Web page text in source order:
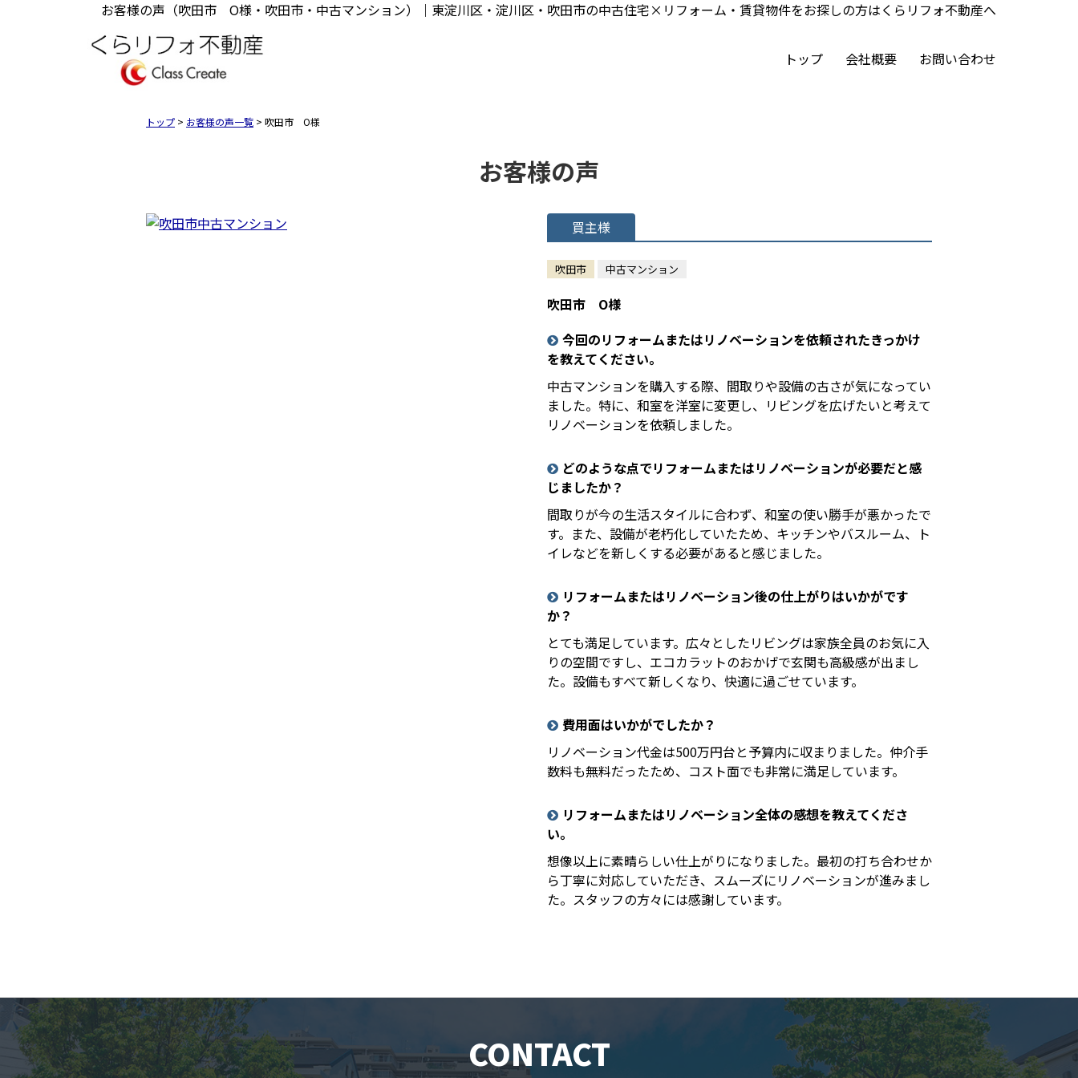
お客様の声（吹田市 O様・吹田市・中古マンション）｜東淀川区・淀川区・吹田市の中古住宅×リフォーム・賃貸物件をお探しの方はくらリフォ不動産へ
トップ 会社概要 お問い合わせ
トップ > お客様の声一覧 > 吹田市 O様
お客様の声
買主様
吹田市 中古マンション
吹田市 O様
今回のリフォームまたはリノベーションを依頼されたきっかけ
を教えてください。
中古マンションを購入する際、間取りや設備の古さが気になってい
ました。特に、和室を洋室に変更し、リビングを広げたいと考えて
リノベーションを依頼しました。
どのような点でリフォームまたはリノベーションが必要だと感
じましたか？
間取りが今の生活スタイルに合わず、和室の使い勝手が悪かったで
す。また、設備が老朽化していたため、キッチンやバスルーム、ト
イレなどを新しくする必要があると感じました。
リフォームまたはリノベーション後の仕上がりはいかがです
か？
とても満足しています。広々としたリビングは家族全員のお気に入
りの空間ですし、エコカラットのおかげで玄関も高級感が出まし
た。設備もすべて新しくなり、快適に過ごせています。
費用面はいかがでしたか？
リノベーション代金は500万円台と予算内に収まりました。仲介手
数料も無料だったため、コスト面でも非常に満足しています。
リフォームまたはリノベーション全体の感想を教えてくださ
い。
想像以上に素晴らしい仕上がりになりました。最初の打ち合わせか
ら丁寧に対応していただき、スムーズにリノベーションが進みまし
た。スタッフの方々には感謝しています。
CONTACT